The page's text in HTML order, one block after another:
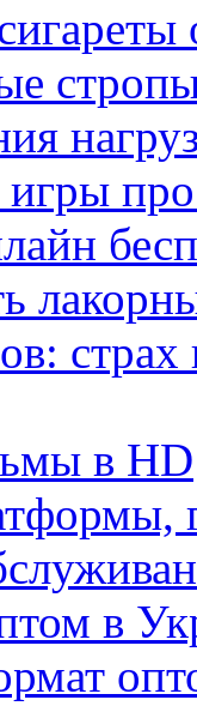
игры
в HD
в